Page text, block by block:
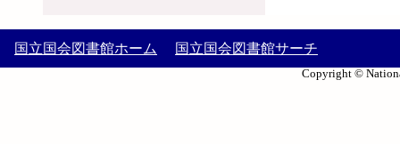
国立国会図書館ホーム 国立国会図書館サーチ
Copyright ©